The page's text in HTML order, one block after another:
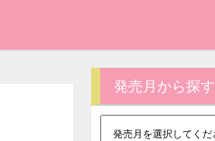
発売月から探す